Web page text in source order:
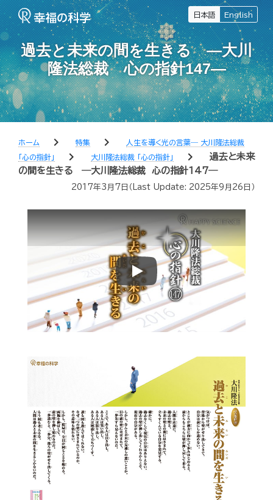
日本語 English
過去と未来の間を生きる ―大川
隆法総裁 心の指針147―
ホーム chevron_right 特集 chevron_right
人生を導く光の言葉― 大川隆法総裁
「心の指針」
chevron_right 大川隆法総裁 「心の指針」 chevron_right
過去と未来
の間を生きる ―大川隆法総裁 心の指針147―
2017年3月7日 （Last Update: 2025年9月26日 ）
Play